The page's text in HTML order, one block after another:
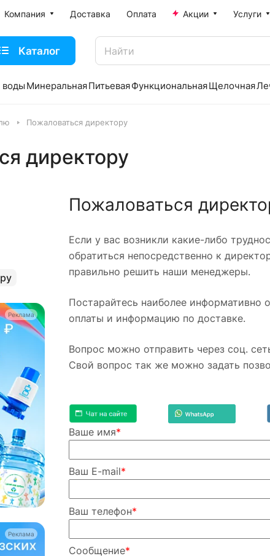
Компания Доставка Оплата Акции Услуги
Каталог
воды МинеральнаяПитьеваяФункциональнаяЩелочная
Пожаловаться директору
директору
Пожаловаться
Если у вас возникли какие-либо
обратиться непосредственно к
правильно решить наши менеджеры.
Постарайтесь наиболее информативно
оплаты и информацию по доставке.
Вопрос можно отправить через соц.
Свой вопрос так же можно задать
Ваше имя*
Ваш E-mail*
Ваш телефон*
Сообщение*
Реклама
Реклама